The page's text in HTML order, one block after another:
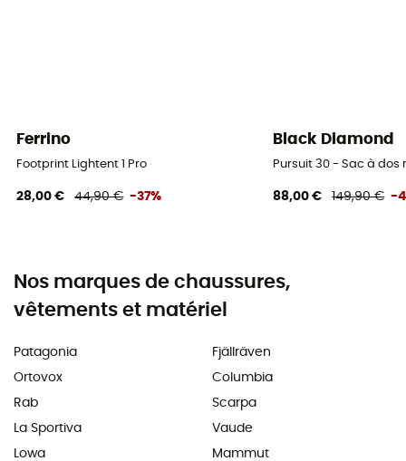
Ferrino
Footprint Lightent 1 Pro
28,00 € 44,90 € -37%
Black Diamond
Pursuit 30 - Sac à
88,00 € 149,90 € -
Nos marques de chaussures,
vêtements et matériel
Patagonia
Ortovox
Rab
La Sportiva
Lowa
Fjällräven
Columbia
Scarpa
Vaude
Mammut